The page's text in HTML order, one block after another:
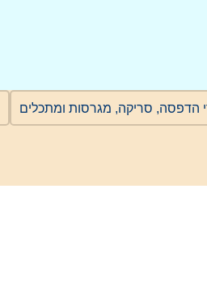
הדפסה, סריקה, מגרסות ומתכלים